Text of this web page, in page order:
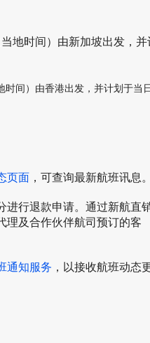
地时间）由新加坡出发，并
间）由香港出发，并计划于当
页面 ，可查询最新航班讯息
进行退款申请。通过新航直
理及合作伙伴航司预订的客
通知服务 ，以接收航班动态